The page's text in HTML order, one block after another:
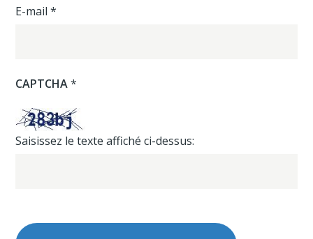
E-mail*
CAPTCHA*
Saisissez le texte affiché ci-dessus: